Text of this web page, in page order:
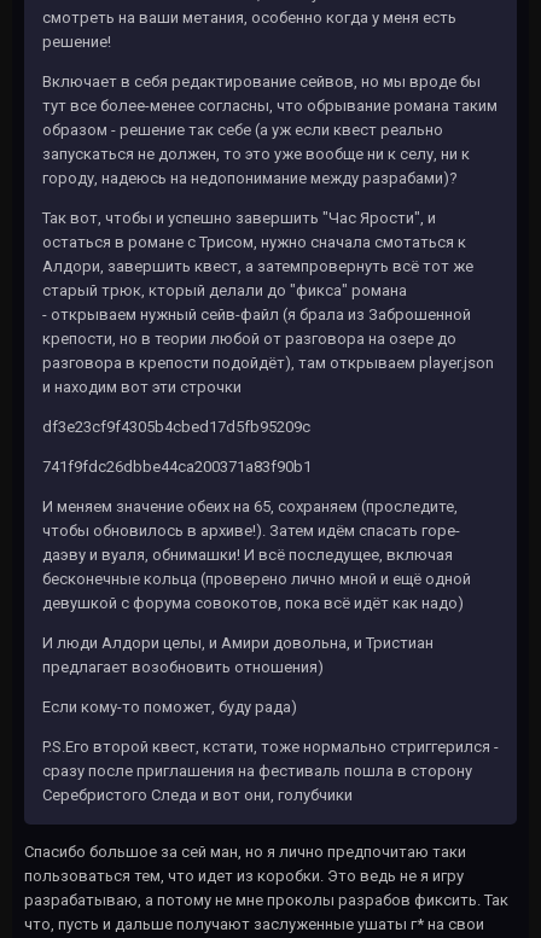
смотреть на ваши метания, особенно когда у меня есть
решение!
Включает в себя редактирование сейвов, но мы вроде бы
тут все более-менее согласны, что обрывание романа таким
образом - решение так себе (а уж если квест реально
запускаться не должен, то это уже вообще ни к селу, ни к
городу, надеюсь на недопонимание между разрабами)?
Так вот, чтобы и успешно завершить "Час Ярости", и
остаться в романе с Трисом, нужно сначала смотаться к
Алдори, завершить квест, а затемпровернуть всё тот же
старый трюк, кторый делали до "фикса" романа
- открываем нужный сейв-файл (я брала из Заброшенной
крепости, но в теории любой от разговора на озере до
разговора в крепости подойдёт), там открываем player.json
и находим вот эти строчки
df3e23cf9f4305b4cbed17d5fb95209c
741f9fdc26dbbe44ca200371a83f90b1
И меняем значение обеих на 65, сохраняем (проследите,
чтобы обновилось в архиве!). Затем идём спасать горе-
даэву и вуаля, обнимашки! И всё последущее, включая
бесконечные кольца (проверено лично мной и ещё одной
девушкой с форума совокотов, пока всё идёт как надо)
И люди Алдори целы, и Амири довольна, и Тристиан
предлагает возобновить отношения)
Если кому-то поможет, буду рада)
P.S.Его второй квест, кстати, тоже нормально стриггерился -
сразу после приглашения на фестиваль пошла в сторону
Серебристого Следа и вот они, голубчики
Спасибо большое за сей ман, но я лично предпочитаю таки
пользоваться тем, что идет из коробки. Это ведь не я игру
разрабатываю, а потому не мне проколы разрабов фиксить. Так
что, пусть и дальше получают заслуженные ушаты г* на свои